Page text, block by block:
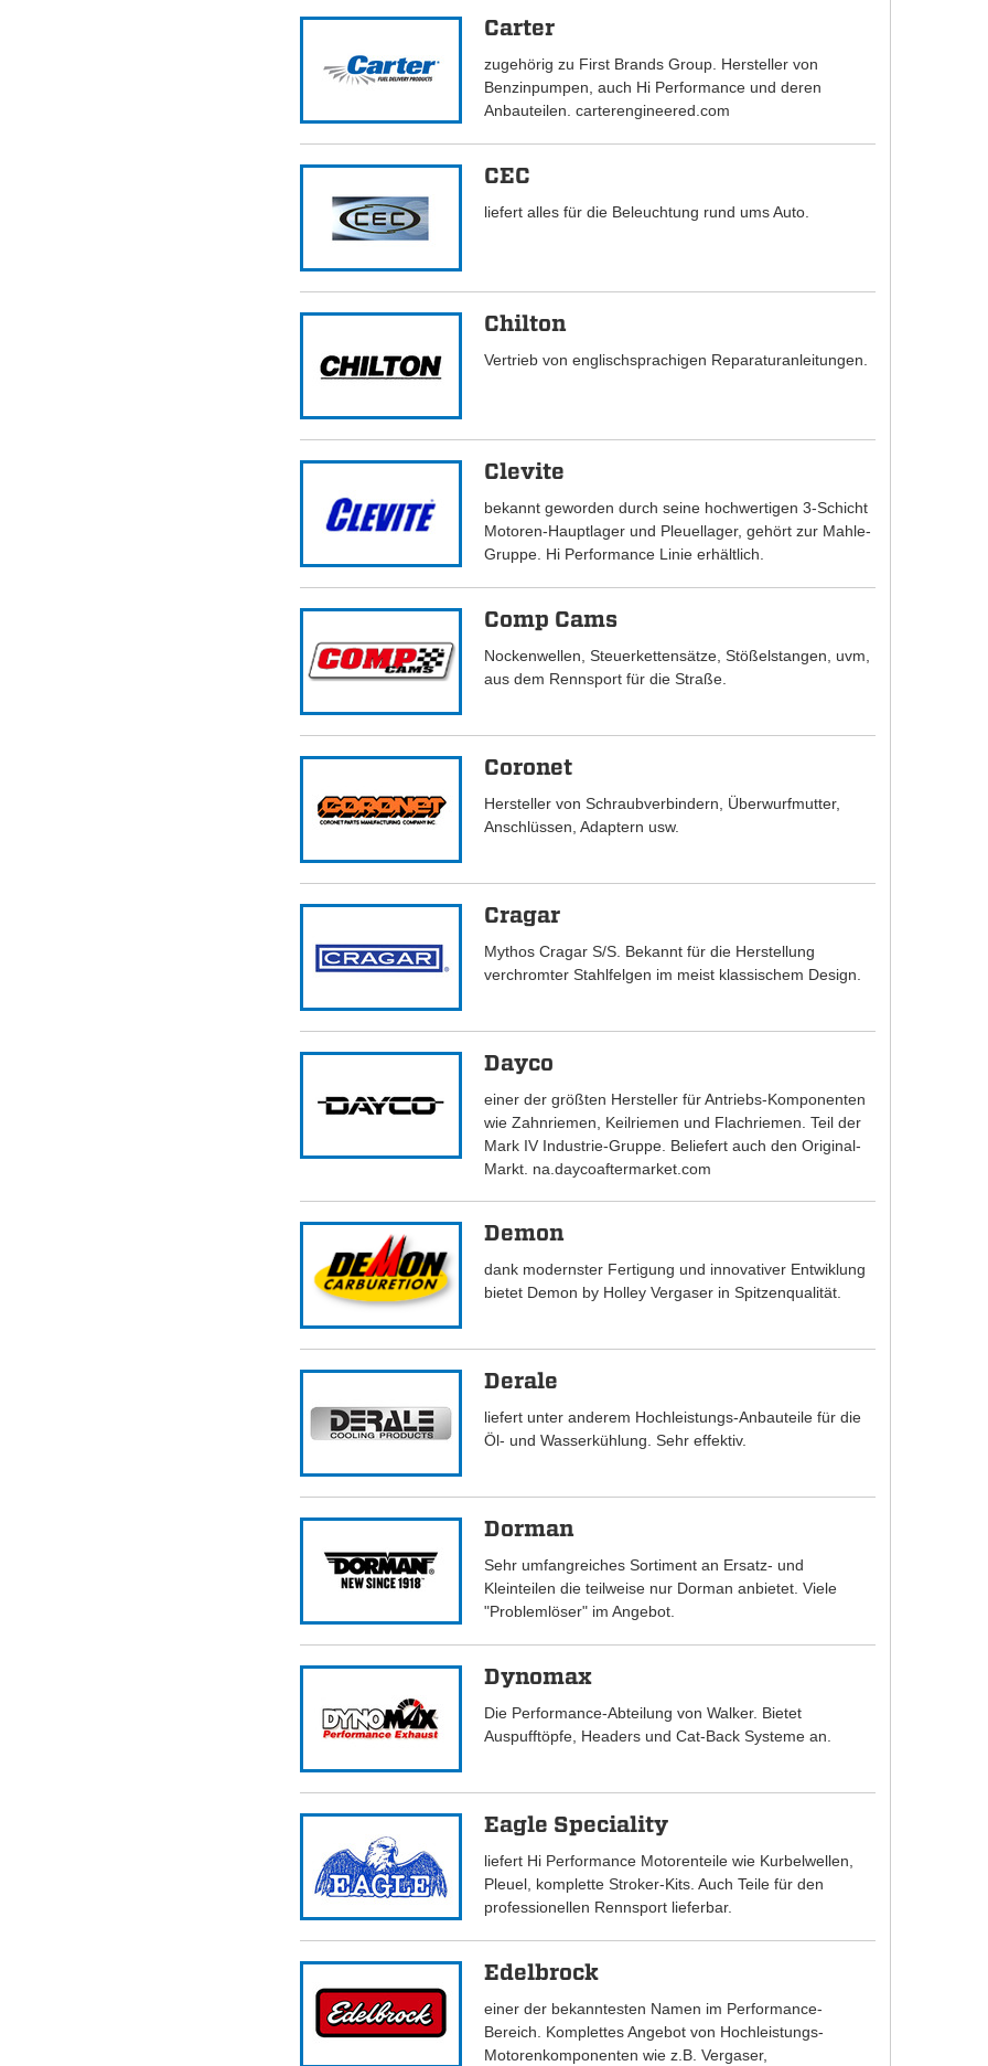
Carter
zugehörig zu First Brands Group. Hersteller von
Benzinpumpen, auch Hi Performance und deren
Anbauteilen. carterengineered.com
CEC
liefert alles für die Beleuchtung rund ums Auto.
Chilton
Vertrieb von englischsprachigen Reparaturanleitungen.
Clevite
bekannt geworden durch seine hochwertigen 3-Schicht
Motoren-Hauptlager und Pleuellager, gehört zur Mahle-
Gruppe. Hi Performance Linie erhältlich.
Comp Cams
Nockenwellen, Steuerkettensätze, Stößelstangen, uvm,
aus dem Rennsport für die Straße.
Coronet
Hersteller von Schraubverbindern, Überwurfmutter,
Anschlüssen, Adaptern usw.
Cragar
Mythos Cragar S/S. Bekannt für die Herstellung
verchromter Stahlfelgen im meist klassischem Design.
Dayco
einer der größten Hersteller für Antriebs-Komponenten
wie Zahnriemen, Keilriemen und Flachriemen. Teil der
Mark IV Industrie-Gruppe. Beliefert auch den Original-
Markt. na.daycoaftermarket.com
Demon
dank modernster Fertigung und innovativer Entwiklung
bietet Demon by Holley Vergaser in Spitzenqualität.
Derale
liefert unter anderem Hochleistungs-Anbauteile für die
Öl- und Wasserkühlung. Sehr effektiv.
Dorman
Sehr umfangreiches Sortiment an Ersatz- und
Kleinteilen die teilweise nur Dorman anbietet. Viele
"Problemlöser" im Angebot.
Dynomax
Die Performance-Abteilung von Walker. Bietet
Auspufftöpfe, Headers und Cat-Back Systeme an.
Eagle Speciality
liefert Hi Performance Motorenteile wie Kurbelwellen,
Pleuel, komplette Stroker-Kits. Auch Teile für den
professionellen Rennsport lieferbar.
Edelbrock
einer der bekanntesten Namen im Performance-
Bereich. Komplettes Angebot von Hochleistungs-
Motorenkomponenten wie z.B. Vergaser,